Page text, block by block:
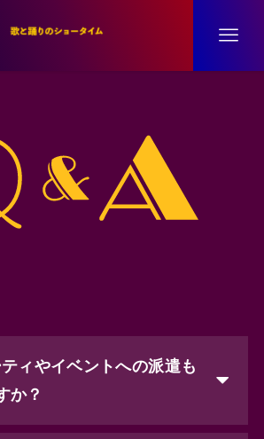
ィやイベントへの派遣も
か？